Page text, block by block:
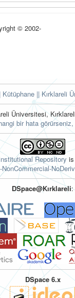
© 2002-
|| Kırklareli
Üniversitesi,
bir hata
Repository
DSpace@Kırklareli:
DSpace 6.x